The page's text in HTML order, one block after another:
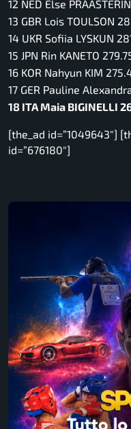
12 NED Else
13 GBR Lois TOULSON
14 UKR Sofiia LYSKUN
15 JPN Rin KANETO
16 KOR Nahyun KIM
17 GER Pauline
18 ITA Maia BIGINELLI
[the_ad id=”1049643″]
id=”676180″]